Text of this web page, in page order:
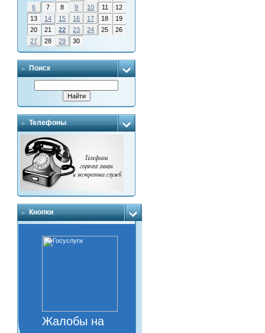
6
7 8 9 10 11
12
13
14 15 16 17 18
19
20
21 22 23 24 25
26
27
28 29 30
Поиск
Телефоны
Кнопки
Жалобы на